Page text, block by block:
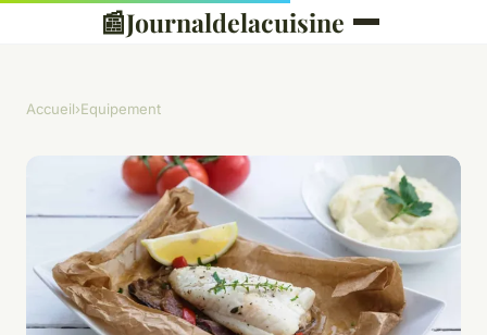
📰Journaldelacuisine
Accueil›Equipement